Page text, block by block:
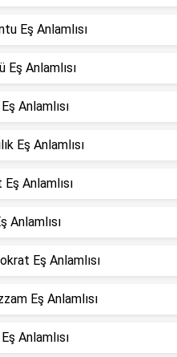
Eş Anlamlısı
Eş Anlamlısı
Anlamlısı
Eş Anlamlısı
Eş Anlamlısı
Anlamlısı
Eş Anlamlısı
Eş Anlamlısı
Anlamlısı